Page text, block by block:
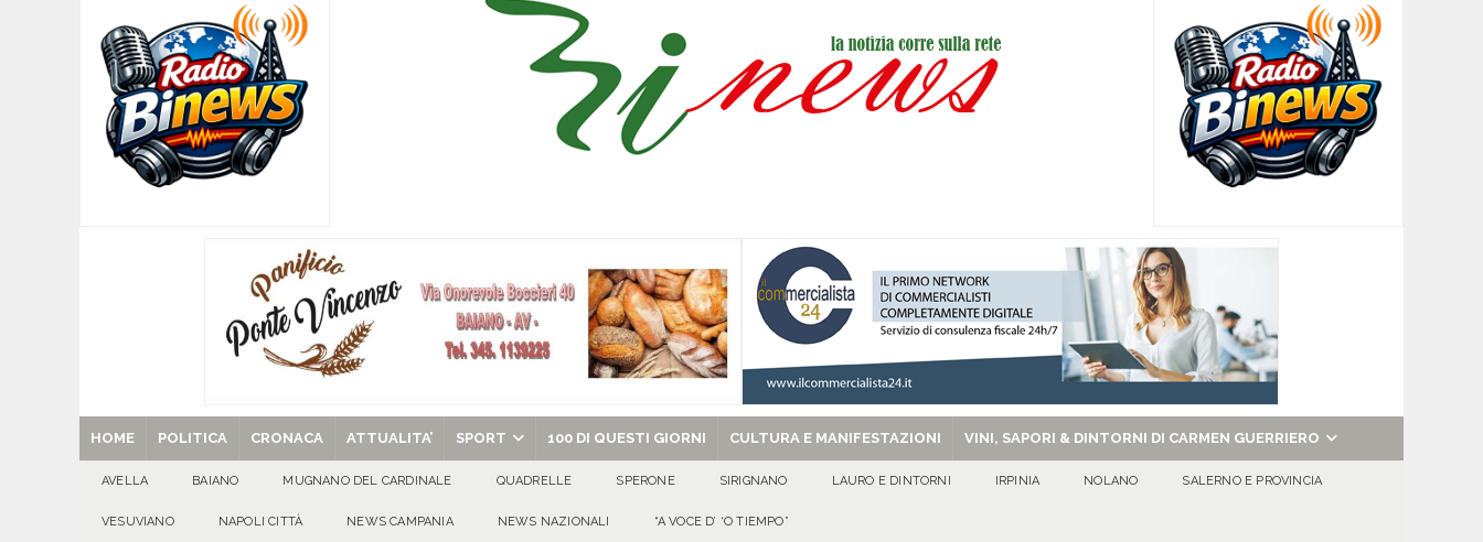
[ 09/08/2026 ] Baiano, incidente stradale: motociclista finisce in un canale dopo l’impatto con un’auto
[ 09/08/2026 ] Trasformazione di ABC Napoli in s.p.a.: il PD di Serino dice NO! «L’acqua nasce a Serino: pretendiamo
coinvolgimento societario e royalty ambientali al fianco dell’amministrazione comunale» EVIDENZA
[ 09/08/2026 ] Tanti auguri a Raffaella Navarretta di Quadrelle per i suoi 50 ann
[ 09/08/2026 ]
[ 29/08/2025 ] SANT’Oggi. Venerdì 29 agosto la chiesa celebra il Martirio di san Giovanni Battista e santa Sabina
HOME POLITICA CRONACA ATTUALITA’ SPORT 100 DI QUESTI GIORNI CULTURA E MANIFESTAZIONI VINI, SAPORI & DINTORNI DI CARMEN GUERRIERO
AVELLA BAIANO MUGNANO DEL CARDINALE QUADRELLE SPERONE SIRIGNANO LAURO E DINTORNI IRPINIA NOLANO SALERNO E PROVINCIA
VESUVIANO NAPOLI CITTÀ NEWS CAMPANIA NEWS NAZIONALI “A VOCE D’ ‘O TIEMPO”